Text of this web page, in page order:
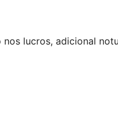
lucros, adicional